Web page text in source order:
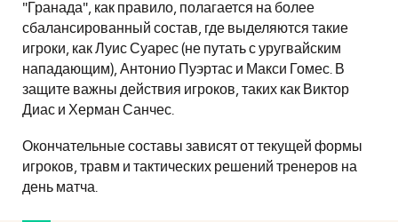
"Гранада", как правило, полагается на более
сбалансированный состав, где выделяются такие
игроки, как Луис Суарес (не путать с уругвайским
нападающим), Антонио Пуэртас и Макси Гомес. В
защите важны действия игроков, таких как Виктор
Диас и Херман Санчес.
Окончательные составы зависят от текущей формы
игроков, травм и тактических решений тренеров на
день матча.